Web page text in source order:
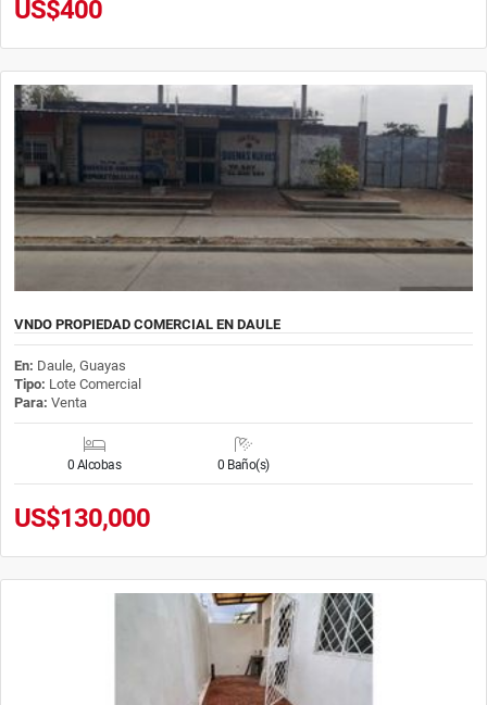
US$400
VNDO PROPIEDAD COMERCIAL EN DAULE
En: Daule, Guayas
Tipo: Lote Comercial
Para: Venta
0 Alcobas 0 Baño(s)
US$130,000